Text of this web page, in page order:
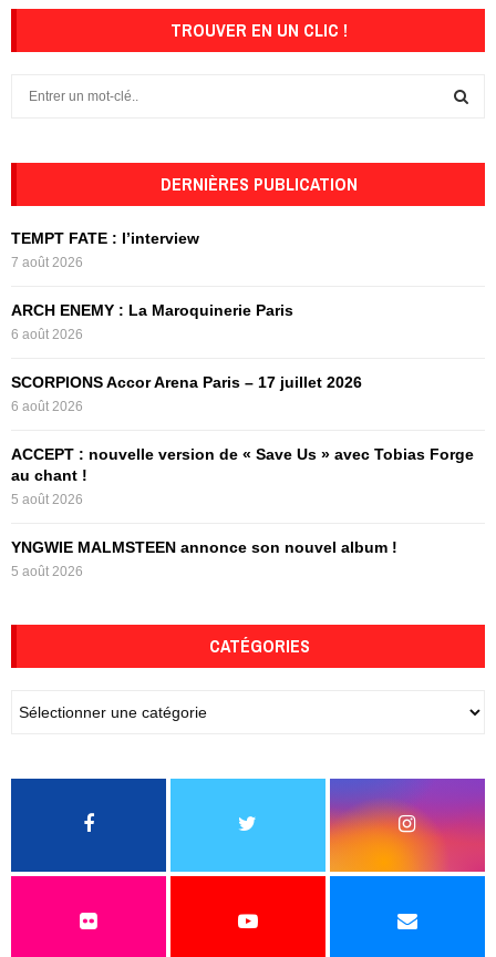
TROUVER EN UN CLIC !
o
r
DERNIÈRES PUBLICATION
TEMPT FATE : l’interview
7 août 2026
ARCH ENEMY : La Maroquinerie Paris
6 août 2026
SCORPIONS Accor Arena Paris – 17 juillet 2026
6 août 2026
ACCEPT : nouvelle version de « Save Us » avec Tobias Forge
au chant !
5 août 2026
YNGWIE MALMSTEEN annonce son nouvel album !
5 août 2026
CATÉGORIES